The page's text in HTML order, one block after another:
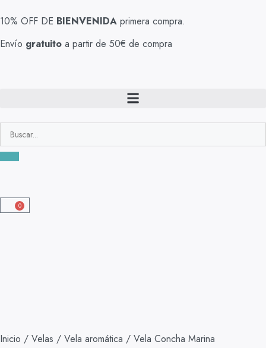
10% OFF DE BIENVENIDA primera compra.
Envío gratuito a partir de 50€ de compra
0
Inicio / Velas / Vela aromática / Vela Concha Marina